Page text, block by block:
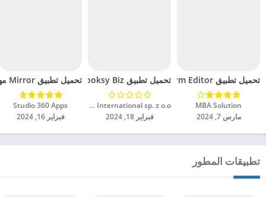
تحميل تطبيق Police Uniform Editor مهكر للاندرويد 2024
MBA Solution‏
مارس 7, 2024
تحميل تطبيق Booksy Biz مهكر للاندرويد 2024
Booksy International sp. z o.o.‏
فبراير 18, 2024
تحميل تطبيق Mirror مهكر للاندرويد 2024
Studio 360 Apps‏
فبراير 16, 2024
تطبيقات المطور